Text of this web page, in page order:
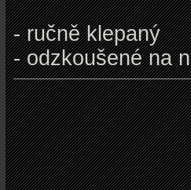
- ručně klepaný
- odzkoušené na